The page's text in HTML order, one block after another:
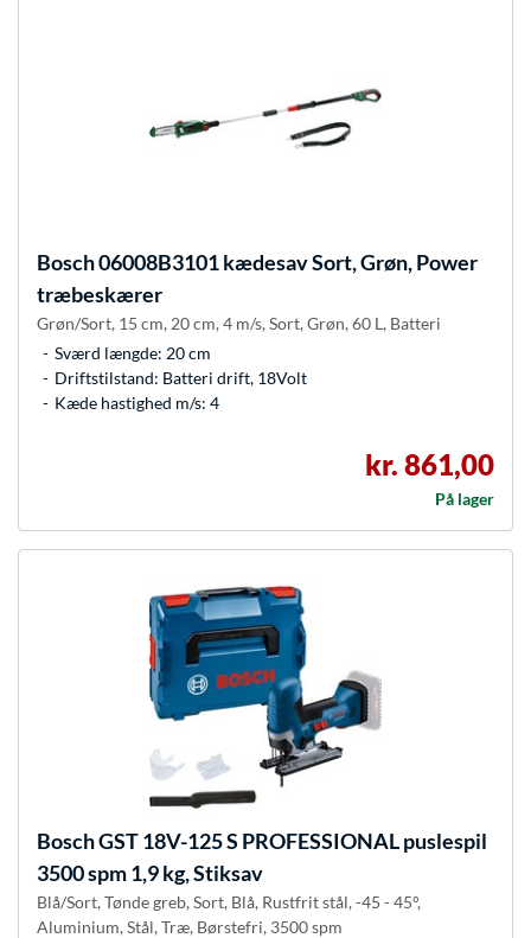
Bosch06008B3101 kædesav Sort, Grøn, Power
træbeskærer
Grøn/Sort, 15 cm, 20 cm, 4 m/s, Sort, Grøn, 60 L, Batteri
Sværd længde: 20 cm
Driftstilstand: Batteri drift, 18Volt
Kæde hastighed m/s: 4
kr. 861,00
På lager
BoschGST 18V-125 S PROFESSIONAL puslespil
3500 spm 1,9 kg, Stiksav
Blå/Sort, Tønde greb, Sort, Blå, Rustfrit stål, -45 - 45°,
Aluminium, Stål, Træ, Børstefri, 3500 spm